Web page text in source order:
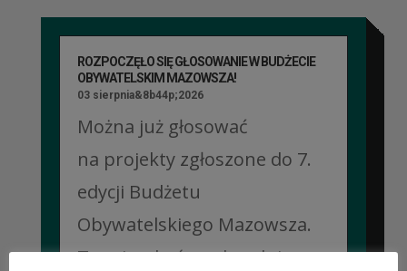
ROZPOCZĘŁO SIĘ GŁOSOWANIE W BUDŻECIE
OBYWATELSKIM MAZOWSZA!
03 sierpnia&8b44p;2026
Można już głosować
na projekty zgłoszone do 7.
edycji Budżetu
Obywatelskiego Mazowsza.
To mieszkańcy zdecydują,